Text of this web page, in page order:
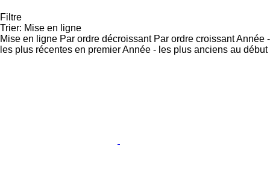
Filtre
Trier: Mise en ligne
Mise en ligne Par ordre décroissant Par ordre croissantAnnée -
les plus récentes en premierAnnée - les plus anciens au début